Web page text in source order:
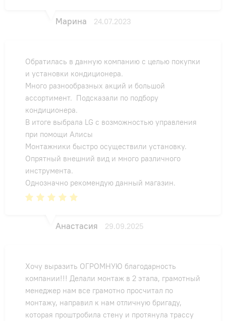
Марина 24.07.2023
Обратилась в данную компанию с целью покупки
и установки кондиционера.
Много разнообразных акций и большой
ассортимент. Подсказали по подбору
кондиционера.
В итоге выбрала LG с возможностью управления
при помощи Алисы
Монтажники быстро осуществили установку.
Опрятный внешний вид и много различного
инструмента.
Однозначно рекомендую данный магазин.
Анастасия 29.09.2025
Хочу выразить ОГРОМНУЮ благодарность
компании!!! Делали монтаж в 2 этапа, грамотный
менеджер нам все грамотно просчитал по
монтажу, направил к нам отличную бригаду,
которая проштробила стену и протянула трассу